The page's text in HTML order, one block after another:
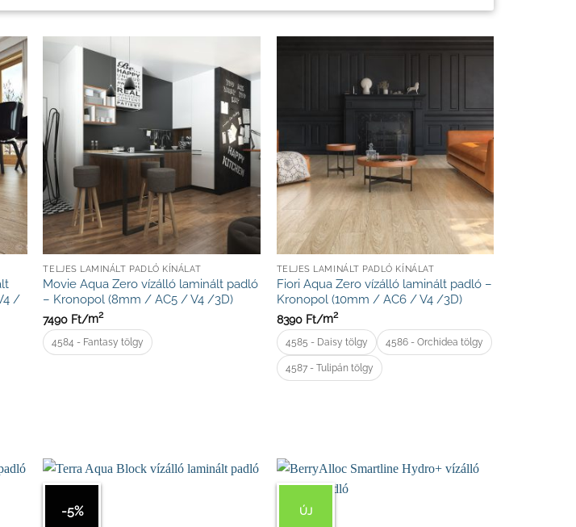
/
TELJES LAMINÁLT PADLÓ KÍNÁLAT
Movie Aqua Zero vízálló laminált padló
– Kronopol (8mm / AC5 / V4 /3D)
7490 Ft/m2
4584 - Fantasy tölgy
TELJES LAMINÁLT PADLÓ KÍNÁLAT
Fiori Aqua Zero vízálló laminált padló –
Kronopol (10mm / AC6 / V4 /3D)
8390 Ft/m2
4585 - Daisy tölgy 4586 - Orchidea tölgy
4587 - Tulipán tölgy
-5% ÚJ